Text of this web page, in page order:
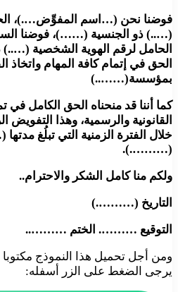
فوضنا نحن (…اسم المفوِّض….)،
(…..) ذو الجنسية (……)، فوضنا
الحامل لرقم الهوية الشخصية
الحق في إتمام كافة المهام واتخاذ
بمؤسسة(……..)
كما أننا قد منحناه الحق الكامل في
القانونية والرسمية، وهذا
خلال الفترة الزمنية التي تبلُغ
(……….).
ولكم منا كامل الشكر والاحترام..
التاريخ (……….)
التوقيع ………. الختم ………..
ومن أجل تحميل هذا النموذج مكتوبا
يرجى الضغط على الزر أسفله: